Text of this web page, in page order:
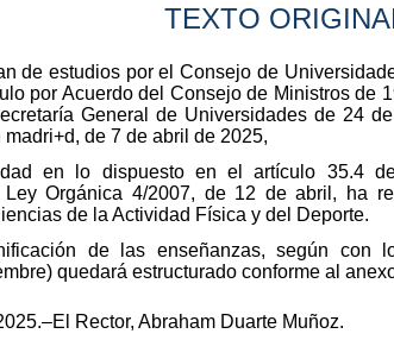
TEXTO
de estudios por el Consejo de
por Acuerdo del Consejo de Ministros de
General de Universidades de 24
de 7 de abril de 2025,
en lo dispuesto en el artículo 35.4
Ley Orgánica 4/2007, de 12 de abril, ha
de la Actividad Física y del Deporte.
de las enseñanzas, según
quedará estructurado conforme al
Rector, Abraham Duarte Muñoz.